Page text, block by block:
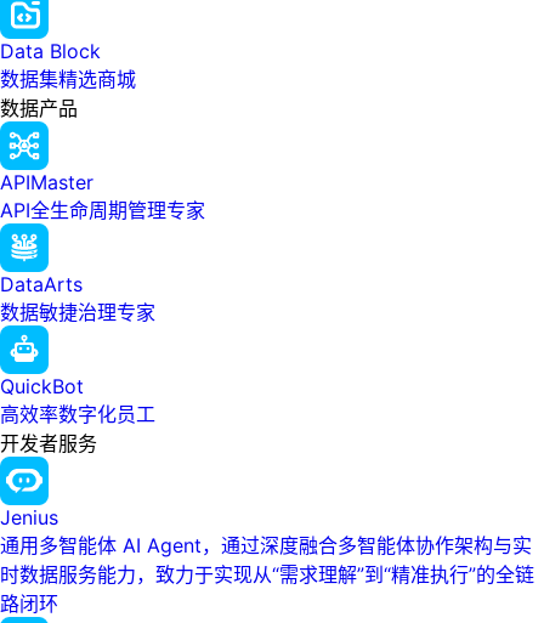
Data Block
数据集精选商城
数据产品
APIMaster
API全生命周期管理专家
DataArts
数据敏捷治理专家
QuickBot
高效率数字化员工
开发者服务
Jenius
通用多智能体 AI Agent，通过深度融合多智能体协作架构与实
时数据服务能力，致力于实现从“需求理解”到“精准执行”的全链
路闭环